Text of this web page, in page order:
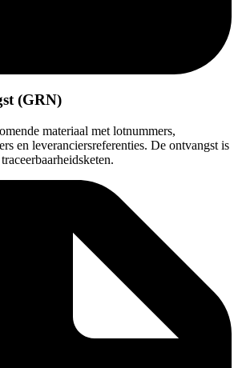
(GRN)
materiaal met lotnummers,
en leveranciersreferenties. De ontvangst is